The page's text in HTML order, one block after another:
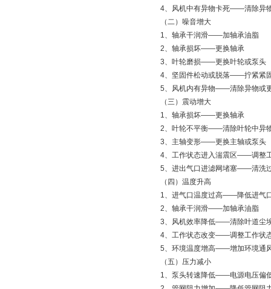
4、风机中有异物卡死——清
（二）噪音增大
1、轴承干润滑——加轴承油
2、轴承损坏——更换轴承
3、叶轮磨损——更换叶轮或
4、坚固件松动或脱落——拧
5、风机内有异物——清除异物
（三）震动增大
1、轴承损坏——更换轴承
2、叶轮不平衡——清除叶轮中
3、主轴变形——更换主轴或
4、工作状态进入湍震区——调
5、进出气口进滤网堵塞——
（四）温度升高
1、进气口温度过高——降低
2、轴承干润滑——加轴承油
3、风机效率降低——清除叶道
4、工作状态改变——调整工
5、环境温度增高——增加环
（五）压力减小
1、泵头转速降低——电源电压